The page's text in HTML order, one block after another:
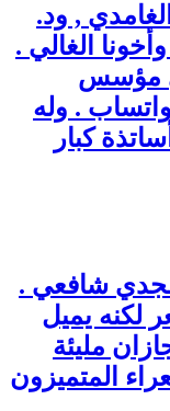
, ود.
الغالي .
مؤسس
. وله
كبار
شافعي .
لكنه يميل
مليئة
المتميزون